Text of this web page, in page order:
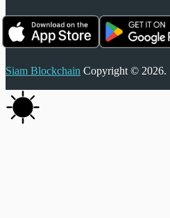
Siam Blockchain Copyright © 2026.